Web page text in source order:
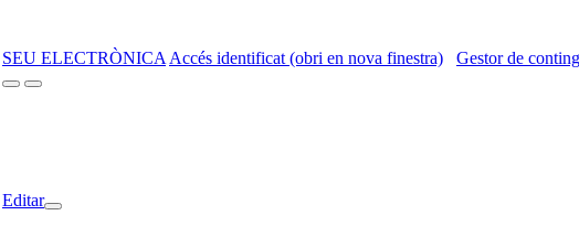
SEU ELECTRÒNICA Accés identificat (obri en nova finestra) Gestor de
Editar